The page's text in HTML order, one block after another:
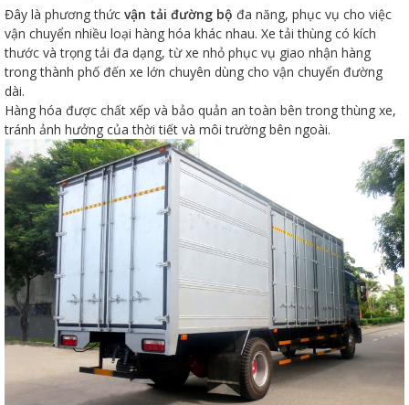
Đây là phương thức vận tải đường bộ đa năng, phục vụ cho việc
vận chuyển nhiều loại hàng hóa khác nhau. Xe tải thùng có kích
thước và trọng tải đa dạng, từ xe nhỏ phục vụ giao nhận hàng
trong thành phố đến xe lớn chuyên dùng cho vận chuyển đường
dài.
Hàng hóa được chất xếp và bảo quản an toàn bên trong thùng xe,
tránh ảnh hưởng của thời tiết và môi trường bên ngoài.